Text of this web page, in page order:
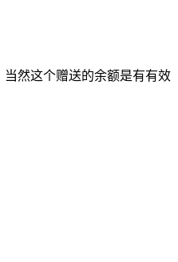
然这个赠送的余额是有有效